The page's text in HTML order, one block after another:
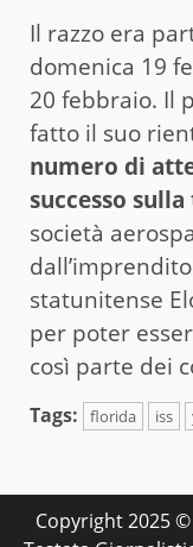
Il razzo era
domenica 19
20 febbraio. Il
fatto il suo
numero di
successo
società
statunitense
per poter
così parte dei
Tags: florida iss
Copyright 2025